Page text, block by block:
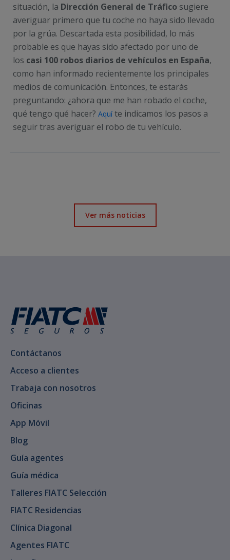
situación, la Dirección General de Tráfico sugiere
averiguar primero que tu coche no haya sido llevado
por la grúa. Descartada esta posibilidad, lo más
probable es que hayas sido afectado por uno de
los casi 100 robos diarios de vehículos en España,
como han informado recientemente los principales
medios de comunicación. Entonces, te estarás
preguntando: ¿ahora que me han robado el coche,
qué tengo qué hacer? Aquí te indicamos los pasos a
seguir tras averiguar el robo de tu vehículo.
Ver más noticias
Contáctanos
Acceso a clientes
Trabaja con nosotros
Oficinas
App Móvil
Blog
Guía agentes
Guía médica
Talleres FIATC Selección
FIATC Residencias
Clínica Diagonal
Agentes FIATC